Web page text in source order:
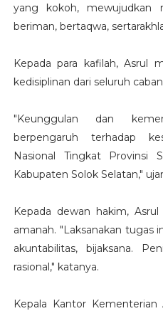
yang kokoh, mewujudkan
beriman, bertaqwa,
Kepada para kafilah, Asrul
kedisiplinan dari seluruh
"Keunggulan dan
berpengaruh terhadap
Nasional Tingkat Provinsi
Kabupaten Solok Selatan,"
Kepada dewan hakim,
amanah. "Laksanakan tugas
akuntabilitas, bijaksana.
rasional," katanya.
Kepala Kantor